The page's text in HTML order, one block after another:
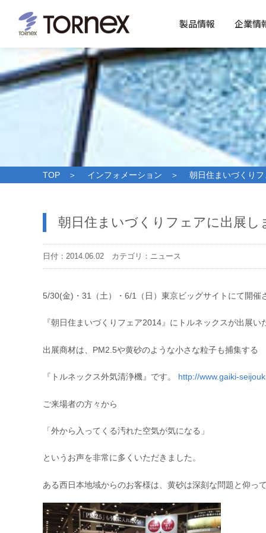
製品情報 企業情
TOP ＞ インフォメーション ＞ 朝日住まいづくりフ
朝日住まいづくりフェアに出展し
日付：2014.06.02 カテゴリ：ニュース
5/30(金)・31（土）・6/1（日）東京ビッグサイトにて開催
『朝日住まいづくりフェア2014』にトルネックスが出展い
出展商材は、PM2.5や黄砂のような小さな粒子も捕集する
『トルネックス外気清浄機』です。 http://www.gaiki-
ご来場者の方々から
「外から入ってくる汚れた空気が気になる」
というお声を非常に多くいただきました。
ある西日本地域からのお客様は、黄砂は深刻な問題と仰っ